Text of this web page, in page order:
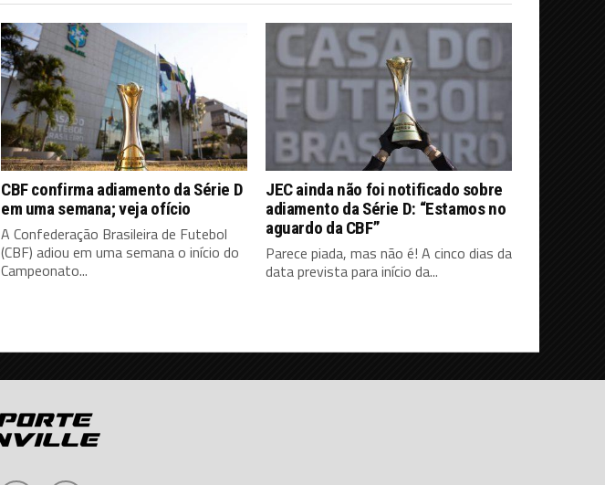
CBF confirma adiamento da Série D
em uma semana; veja ofício
A Confederação Brasileira de Futebol
(CBF) adiou em uma semana o início do
Campeonato...
JEC ainda não foi notificado sobre
adiamento da Série D: “Estamos no
aguardo da CBF”
Parece piada, mas não é! A cinco dias da
data prevista para início da...